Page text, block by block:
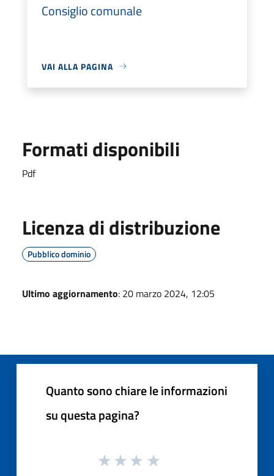
Consiglio comunale
VAI ALLA PAGINA
Formati disponibili
Pdf
Licenza di distribuzione
Pubblico dominio
Ultimo aggiornamento: 20 marzo 2024, 12:05
Quanto sono chiare le informazioni
su questa pagina?